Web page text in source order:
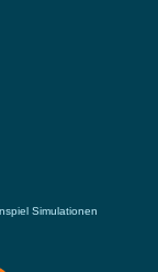
Simulationen